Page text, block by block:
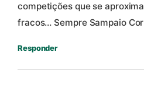
competições que se
fracos… Sempre Sampaio
Responder